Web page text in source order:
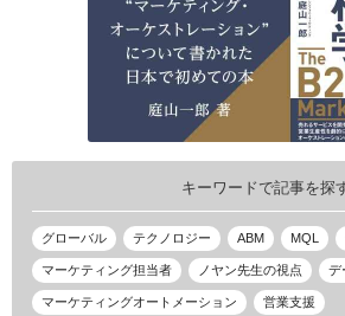
キーワードで記事を探
グローバル テクノロジー ABM MQL
マーケティング担当者 ノヤン先生の視点 デ
マーケティングオートメーション 営業支援